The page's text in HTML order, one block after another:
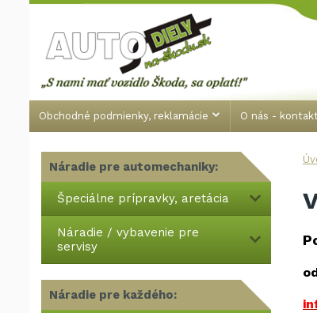
Obchodné podmienky, reklamácie O nás -
Náradie pre automechaniky:
Špeciálne prípravky, aretácia
Náradie / vybavenie pre
servisy
Náradie pre každého: